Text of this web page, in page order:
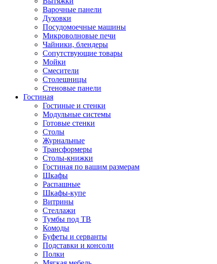
Варочные панели
Духовки
Посудомоечные машины
Микроволновые печи
Чайники, блендеры
Сопутствующие товары
Мойки
Смесители
Столешницы
Стеновые панели
Гостиная
Гостиные и стенки
Модульные системы
Готовые стенки
Столы
Журнальные
Трансформеры
Столы-книжки
Гостиная по вашим размерам
Шкафы
Распашные
Шкафы-купе
Витрины
Стеллажи
Тумбы под ТВ
Комоды
Буфеты и серванты
Подставки и консоли
Полки